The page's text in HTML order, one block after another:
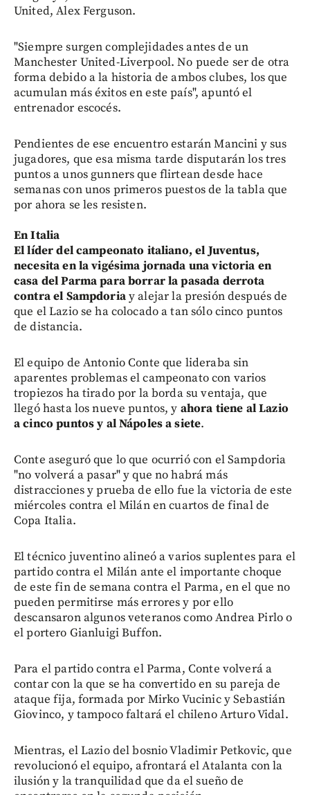
United, Alex Ferguson.
"Siempre surgen complejidades antes de un
Manchester United-Liverpool. No puede ser de otra
forma debido a la historia de ambos clubes, los que
acumulan más éxitos en este país", apuntó el
entrenador escocés.
Pendientes de ese encuentro estarán Mancini y sus
jugadores, que esa misma tarde disputarán los tres
puntos a unos gunners que flirtean desde hace
semanas con unos primeros puestos de la tabla que
por ahora se les resisten.
En Italia
El líder del campeonato italiano, el Juventus,
necesita en la vigésima jornada una victoria en
casa del Parma para borrar la pasada derrota
contra el Sampdoriay alejar la presión después de
que el Lazio se ha colocado a tan sólo cinco puntos
de distancia.
El equipo de Antonio Conte que lideraba sin
aparentes problemas el campeonato con varios
tropiezos ha tirado por la borda su ventaja, que
llegó hasta los nueve puntos, y ahora tiene al Lazio
a cinco puntos y al Nápoles a siete.
Conte aseguró que lo que ocurrió con el Sampdoria
"no volverá a pasar" y que no habrá más
distracciones y prueba de ello fue la victoria de este
miércoles contra el Milán en cuartos de final de
Copa Italia.
El técnico juventino alineó a varios suplentes para el
partido contra el Milán ante el importante choque
de este fin de semana contra el Parma, en el que no
pueden permitirse más errores y por ello
descansaron algunos veteranos como Andrea Pirlo o
el portero Gianluigi Buffon.
Para el partido contra el Parma, Conte volverá a
contar con la que se ha convertido en su pareja de
ataque fija, formada por Mirko Vucinic y Sebastián
Giovinco, y tampoco faltará el chileno Arturo Vidal.
Mientras, el Lazio del bosnio Vladimir Petkovic, que
revolucionó el equipo, afrontará el Atalanta con la
ilusión y la tranquilidad que da el sueño de